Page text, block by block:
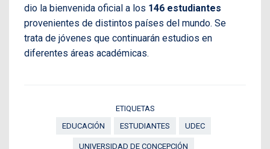
dio la bienvenida oficial a los 146 estudiantes
provenientes de distintos países del mundo. Se
trata de jóvenes que continuarán estudios en
diferentes áreas académicas.
ETIQUETAS
EDUCACIÓN
ESTUDIANTES UDEC
UNIVERSIDAD DE CONCEPCIÓN